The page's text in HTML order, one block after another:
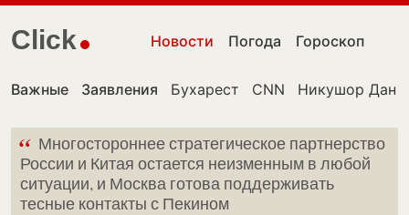
Click Новости Погода Гороскоп
Важные Заявления Бухарест CNN Никушор Дан
“ Многостороннее стратегическое партнерство
России и Китая остается неизменным в любой
ситуации, и Москва готова поддерживать
тесные контакты с Пекином